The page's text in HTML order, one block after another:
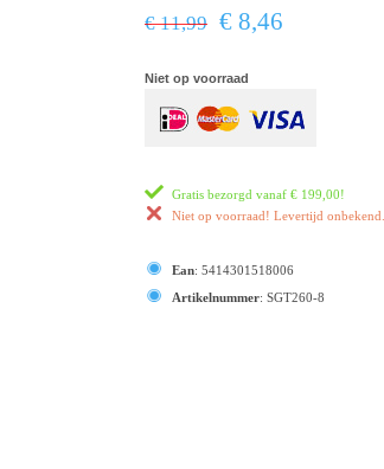
€ 11,99 € 8,46
Niet op voorraad
Gratis bezorgd vanaf € 199,00!
Niet op voorraad! Levertijd onbekend.
Ean: 5414301518006
Artikelnummer: SGT260-8